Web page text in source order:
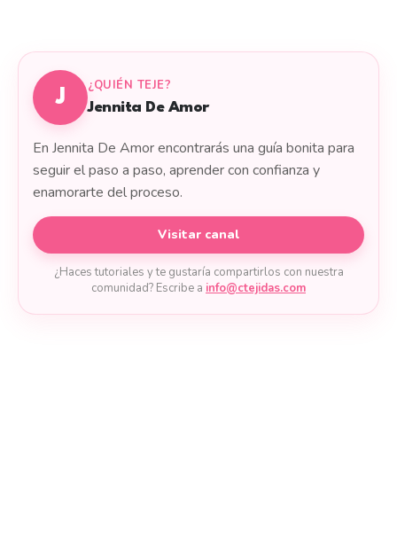
J
¿QUIÉN TEJE?
Jennita De Amor
En Jennita De Amor encontrarás una guía bonita para
seguir el paso a paso, aprender con confianza y
enamorarte del proceso.
Visitar canal
¿Haces tutoriales y te gustaría compartirlos con nuestra
comunidad? Escribe a info@ctejidas.com